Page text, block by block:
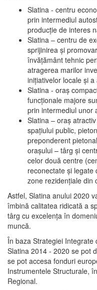
Slatina - centru
prin intermediul
producţie de interes
Slatina – centru de
sprijinirea şi
învăţământ tehnic
atragerea marilor
iniţiativelor locale şi
Slatina - oraş
funcţionale majore
prin intermediul unor
Slatina – oraş
spaţiului public,
preponderent
oraşului – târg şi
celor două centre
reconectate şi legate
zone rezidenţiale din
Astfel, Slatina anului 2020
îmbină calitatea ridicată a
târg cu excelenţa în
muncă.
În baza Strategiei Integrate
Slatina 2014 - 2020 se pot
se pot accesa fonduri
Instrumentele Structurale,
Regional.